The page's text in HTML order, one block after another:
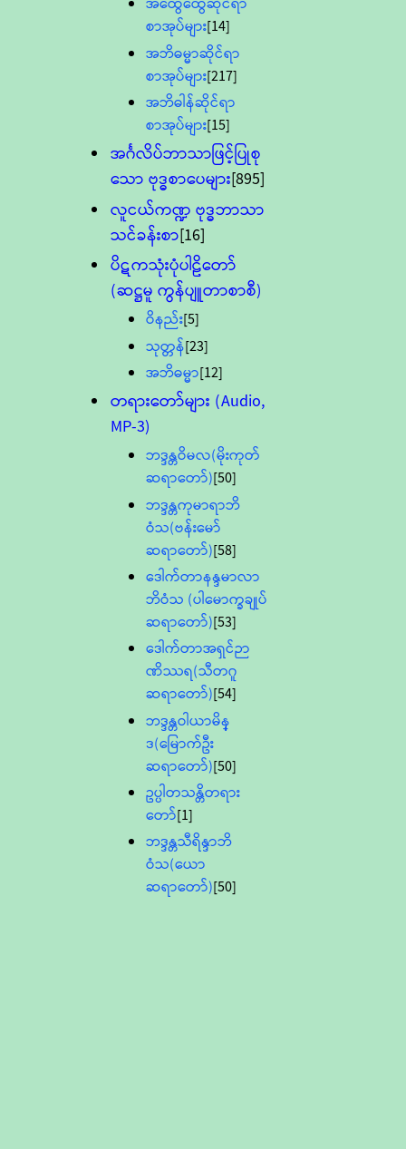
စာအုပ်များ[14]
အဘိဓမ္မာဆိုင်ရာ
စာအုပ်များ[217]
အဘိဓါန်ဆိုင်ရာ
စာအုပ်များ[15]
အင်္ဂလိပ်ဘာသာဖြင့်ပြုစု
သော ဗုဒ္ဓစာပေများ[895]
လူငယ်ကဏ္ဍ ဗုဒ္ဓဘာသာ
သင်ခန်းစာ[16]
ပိဋကသုံးပုံပါဠိတော်
(ဆဋ္ဌမူ ကွန်ပျူတာစာစီ)
ဝိနည်း[5]
သုတ္တန်[23]
အဘိဓမ္မာ[12]
တရားတော်များ (Audio,
MP-3)
ဘဒ္ဒန္တဝိမလ(မိုးကုတ်
ဆရာတော်)[50]
ဘဒ္ဒန္တကုမာရာဘိ
ဝံသ(ဗန်းမော်
ဆရာတော်)[58]
ဒေါက်တာနန္ဒမာလာ
ဘိဝံသ (ပါမောက္ခချုပ်
ဆရာတော်)[53]
ဒေါက်တာအရှင်ဉာ
ဏိဿရ(သီတဂူ
ဆရာတော်)[54]
ဘဒ္ဒန္တဝါယာမိန္
ဒ(မြောက်ဦး
ဆရာတော်)[50]
ဥပ္ပါတသန္တိတရား
တော်[1]
ဘဒ္ဒန္တသီရိန္ဒာဘိ
ဝံသ(ယော
ဆရာတော်)[50]